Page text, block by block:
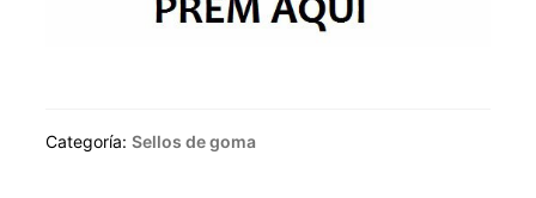
Categoría: Sellos de goma